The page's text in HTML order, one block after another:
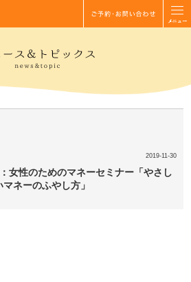
女性のためのマネーセミナー「やさし
ネーのふやし方」
2019-11-30